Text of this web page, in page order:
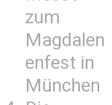
zum
Magdalen
enfest in
München